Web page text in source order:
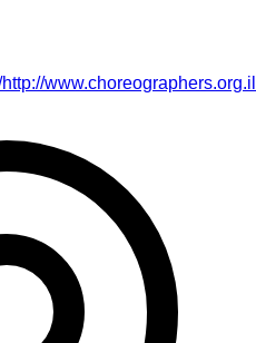
http://www.choreographers.org.il/